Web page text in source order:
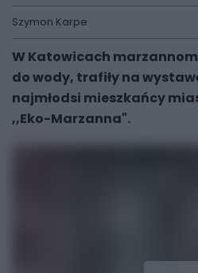
Szymon Karpe
W Katowicach
do wody, trafiły na
najmłodsi mieszkańcy
,,Eko-Marzanna".